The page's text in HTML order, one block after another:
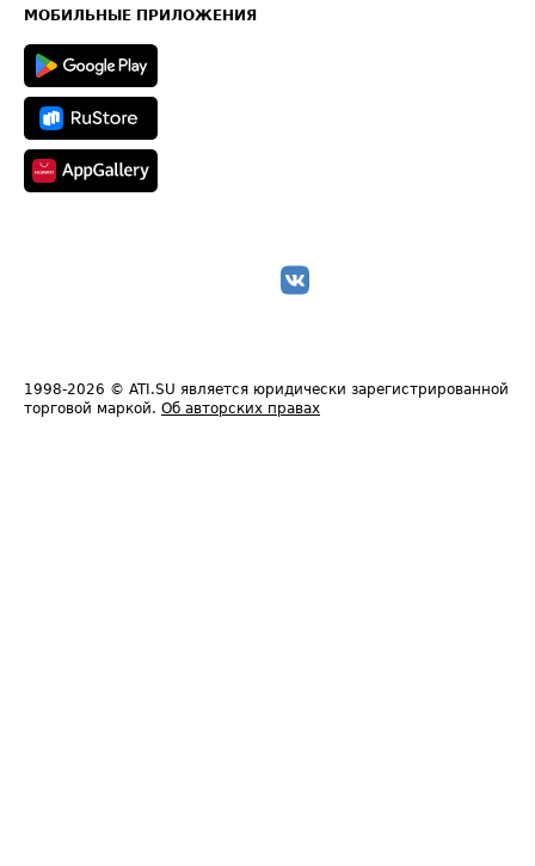
Техническая информация
МОБИЛЬНЫЕ ПРИЛОЖЕНИЯ
1998-2026 © ATI.SU является юридически зарегистрированной
торговой маркой. Об авторских правах